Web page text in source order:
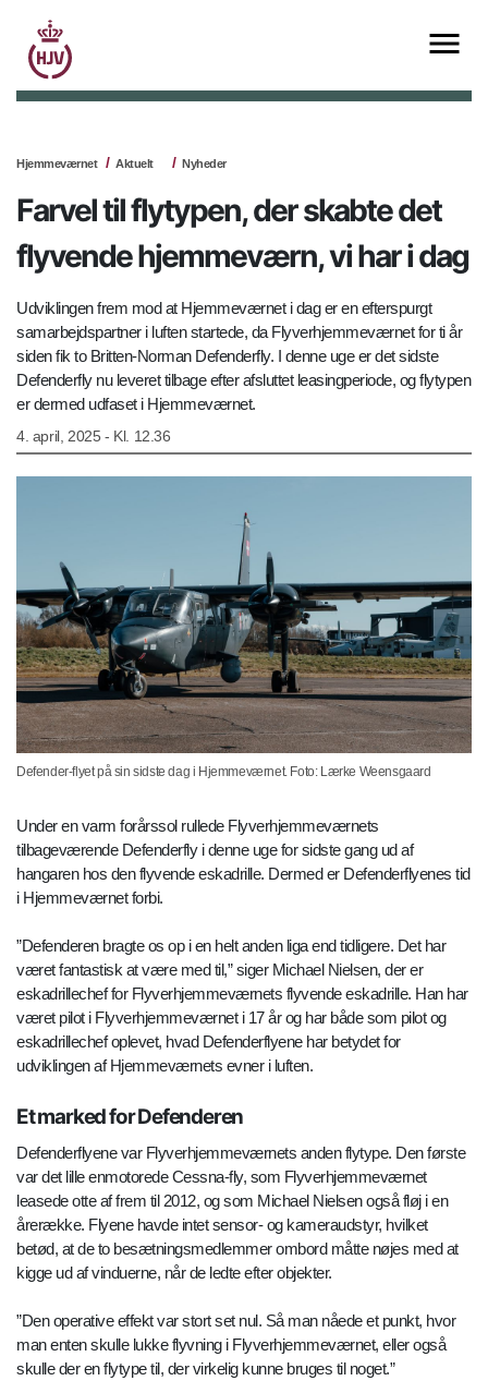
Hjemmeværnet Aktuelt Nyheder
Farvel til flytypen, der skabte det
flyvende hjemmeværn, vi har i dag
Udviklingen frem mod at Hjemmeværnet i dag er en efterspurgt
samarbejdspartner i luften startede, da Flyverhjemmeværnet for ti år
siden fik to Britten-Norman Defenderfly. I denne uge er det sidste
Defenderfly nu leveret tilbage efter afsluttet leasingperiode, og flytypen
er dermed udfaset i Hjemmeværnet.
4. april, 2025 - Kl. 12.36
Defender-flyet på sin sidste dag i Hjemmeværnet. Foto: Lærke Weensgaard
Under en varm forårssol rullede Flyverhjemmeværnets
tilbageværende Defenderfly i denne uge for sidste gang ud af
hangaren hos den flyvende eskadrille. Dermed er Defenderflyenes tid
i Hjemmeværnet forbi.
”Defenderen bragte os op i en helt anden liga end tidligere. Det har
været fantastisk at være med til,” siger Michael Nielsen, der er
eskadrillechef for Flyverhjemmeværnets flyvende eskadrille. Han har
været pilot i Flyverhjemmeværnet i 17 år og har både som pilot og
eskadrillechef oplevet, hvad Defenderflyene har betydet for
udviklingen af Hjemmeværnets evner i luften.
Et marked for Defenderen
Defenderflyene var Flyverhjemmeværnets anden flytype. Den første
var det lille enmotorede Cessna-fly, som Flyverhjemmeværnet
leasede otte af frem til 2012, og som Michael Nielsen også fløj i en
årerække. Flyene havde intet sensor- og kameraudstyr, hvilket
betød, at de to besætningsmedlemmer ombord måtte nøjes med at
kigge ud af vinduerne, når de ledte efter objekter.
”Den operative effekt var stort set nul. Så man nåede et punkt, hvor
man enten skulle lukke flyvning i Flyverhjemmeværnet, eller også
skulle der en flytype til, der virkelig kunne bruges til noget.”